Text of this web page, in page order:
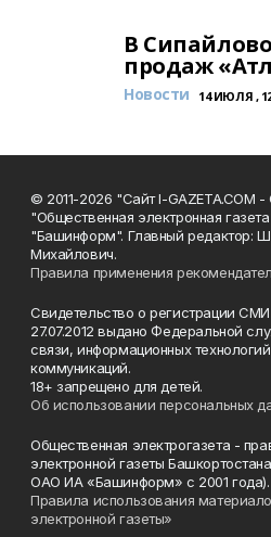
В
продаж
Новости 14 ИЮЛЯ ,
© 2011-2026 "Сайт I-GAZETA.COM
"Общественная электронная
"Башинформ". Главный редактор:
Михайлович.
Правила применения
Свидетельство о регистрации
27.07.2012 выдано Федеральной
связи, информационных
коммуникаций.
18+ запрещено для детей.
Об использовании персональных
Общественная электрогазета -
электронной газеты
ОАО ИА «Башинформ» с 2001 года).
Правила использования
электронной газеты»